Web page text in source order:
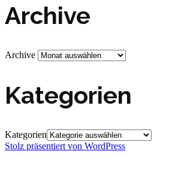
Archive
Archive
Kategorien
Kategorien
Stolz präsentiert von WordPress